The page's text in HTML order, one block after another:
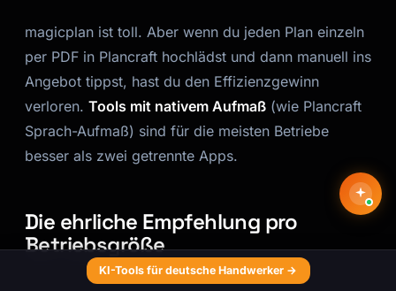
magicplan ist toll. Aber wenn du jeden Plan einzeln
per PDF in Plancraft hochlädst und dann manuell ins
Angebot tippst, hast du den Effizienzgewinn
verloren. Tools mit nativem Aufmaß (wie Plancraft
Sprach-Aufmaß) sind für die meisten Betriebe
besser als zwei getrennte Apps.
Die ehrliche Empfehlung pro
Betriebsgröße
KI-Tools für deutsche Handwerker →